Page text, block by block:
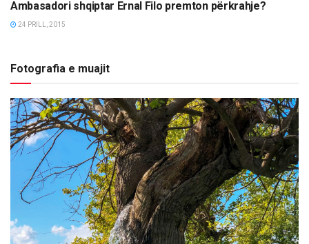
LAJME
Ambasadori shqiptar Ernal Filo premton përkrahje?
24 PRILL, 2015
Fotografia e muajit